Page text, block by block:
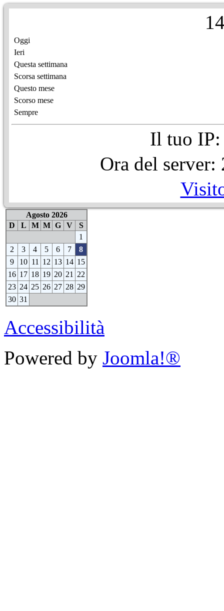
1
Oggi
Ieri
Questa settimana
Scorsa settimana
Questo mese
Scorso mese
Sempre
Il tuo IP:
Ora del
Agosto 2026
D
L M M G V
S
1
2
3 4 5 6 7
8
9
10 11 12 13 14 15
16 17 18 19 20 21
22
23 24 25 26 27 28 29
30 31
Accessibilità
Powered by Joomla!®